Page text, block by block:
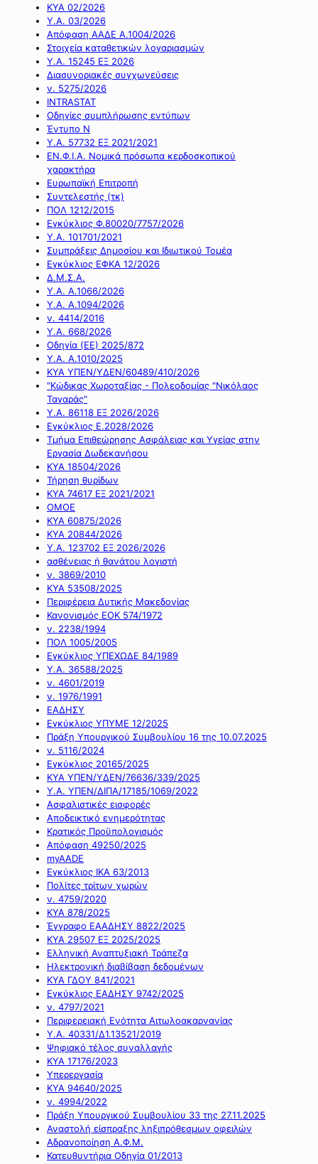
ΚΥΑ 02/2026
Υ.Α. 03/2026
Απόφαση ΑΑΔΕ Α.1004/2026
Στοιχεία καταθετικών λογαριασμών
Υ.Α. 15245 ΕΞ 2026
Διασυνοριακές συγχωνεύσεις
ν. 5275/2026
INTRASTAT
Οδηγίες συμπλήρωσης εντύπων
Έντυπο Ν
Υ.Α. 57732 ΕΞ 2021/2021
ΕΝ.Φ.Ι.Α. Νομικά πρόσωπα κερδοσκοπικού
χαρακτήρα
Ευρωπαϊκή Επιτροπή
Συντελεστής (τκ)
ΠΟΛ 1212/2015
Εγκύκλιος Φ.80020/7757/2026
Υ.Α. 101701/2021
Συμπράξεις Δημοσίου και Ιδιωτικού Τομέα
Εγκύκλιος ΕΦΚΑ 12/2026
Δ.Μ.Σ.Α.
Υ.Α. Α.1066/2026
Υ.Α. Α.1094/2026
ν. 4414/2016
Y.A. 668/2026
Οδηγία (ΕΕ) 2025/872
Υ.Α. Α.1010/2025
ΚΥΑ ΥΠΕΝ/ΥΔΕΝ/60489/410/2026
"Κώδικας Χωροταξίας - Πολεοδομίας "Νικόλαος
Ταγαράς"
Υ.Α. 86118 ΕΞ 2026/2026
Εγκύκλιος Ε.2028/2026
Τμήμα Επιθεώρησης Ασφάλειας και Υγείας στην
Εργασία Δωδεκανήσου
ΚΥΑ 18504/2026
Τήρηση θυρίδων
ΚΥΑ 74617 ΕΞ 2021/2021
ΟΜΟΕ
ΚΥΑ 60875/2026
ΚΥΑ 20844/2026
Υ.Α. 123702 ΕΞ 2026/2026
ασθένειας ή θανάτου λογιστή
ν. 3869/2010
ΚΥΑ 53508/2025
Περιφέρεια Δυτικής Μακεδονίας
Κανονισμός ΕΟΚ 574/1972
ν. 2238/1994
ΠΟΛ 1005/2005
Εγκύκλιος ΥΠΕΧΩΔΕ 84/1989
Υ.Α. 36588/2025
ν. 4601/2019
ν. 1976/1991
ΕΑΔΗΣΥ
Εγκύκλιος ΥΠΥΜΕ 12/2025
Πράξη Υπουργικού Συμβουλίου 16 της 10.07.2025
ν. 5116/2024
Εγκύκλιος 20165/2025
ΚΥΑ ΥΠΕΝ/ΥΔΕΝ/76636/339/2025
Υ.Α. ΥΠΕΝ/ΔΙΠΑ/17185/1069/2022
Ασφαλιστικές εισφορές
Αποδεικτικό ενημερότητας
Κρατικός Προϋπολογισμός
Απόφαση 49250/2025
myAADE
Εγκύκλιος ΙΚΑ 63/2013
Πολίτες τρίτων χωρών
ν. 4759/2020
ΚΥΑ 878/2025
Έγγραφο ΕΑΑΔΗΣΥ 8822/2025
ΚΥΑ 29507 ΕΞ 2025/2025
Ελληνική Αναπτυξιακή Τράπεζα
Ηλεκτρονική διαβίβαση δεδομένων
ΚΥΑ ΓΔΟΥ 841/2021
Εγκύκλιος ΕΑΔΗΣΥ 9742/2025
ν. 4797/2021
Περιφερειακή Ενότητα Αιτωλοακαρνανίας
Υ.Α. 40331/Δ1.13521/2019
Ψηφιακό τέλος συναλλαγής
ΚΥΑ 17176/2023
Υπερεργασία
ΚΥΑ 94640/2025
ν. 4994/2022
Πράξη Υπουργικού Συμβουλίου 33 της 27.11.2025
Αναστολή είσπραξης ληξιπρόθεσμων οφειλών
Αδρανοποίηση Α.Φ.Μ.
Κατευθυντήρια Οδηγία 01/2013